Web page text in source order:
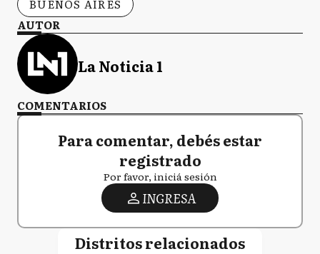
BUENOS AIRES
AUTOR
La Noticia 1
COMENTARIOS
Para comentar, debés estar
registrado
Por favor, iniciá sesión
INGRESA
Distritos relacionados